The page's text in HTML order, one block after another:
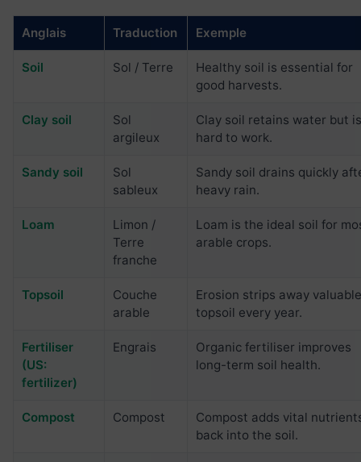
Anglais Traduction Exemple
Soil Sol / Terre
Healthy soil is essential for
good harvests.
Clay soil
Sol
argileux
Clay soil retains water but
hard to work.
Sandy soil
Sol
sableux
Sandy soil drains quickly
heavy rain.
Loam
Limon /
Terre
franche
Loam is the ideal soil for
arable crops.
Topsoil
Couche
arable
Erosion strips away
topsoil every year.
Fertiliser
(US:
fertilizer)
Engrais
Organic fertiliser improves
long-term soil health.
Compost Compost
Compost adds vital
back into the soil.